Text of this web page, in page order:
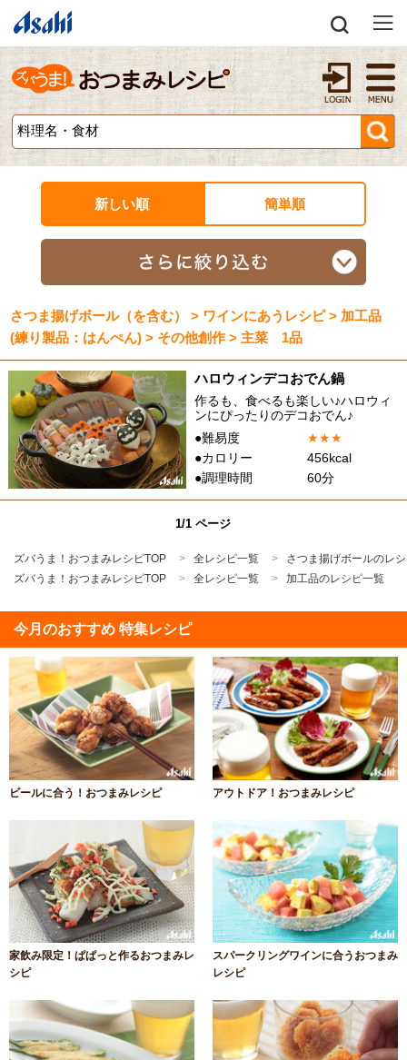
新しい順 簡単順
さつま揚げボール（を含む） > ワインにあうレシピ > 加工品
(練り製品：はんぺん) > その他創作 > 主菜 1品
ハロウィンデコおでん鍋
作るも、食べるも楽しい♪ハロウィ
ンにぴったりのデコおでん♪
●難易度
★★★
●カロリー
456kcal
●調理時間
60分
1/1 ページ
ズバうま！おつまみレシピTOP 全レシピ一覧
さつま揚げボールのレ
ズバうま！おつまみレシピTOP
全レシピ一覧 加工品のレシピ一覧
今月のおすすめ 特集レシピ
ビールに合う！おつまみレシピ アウトドア！おつまみレシピ
家飲み限定！ぱぱっと作るおつまみレ
シピ
スパークリングワインに合うおつまみ
レシピ